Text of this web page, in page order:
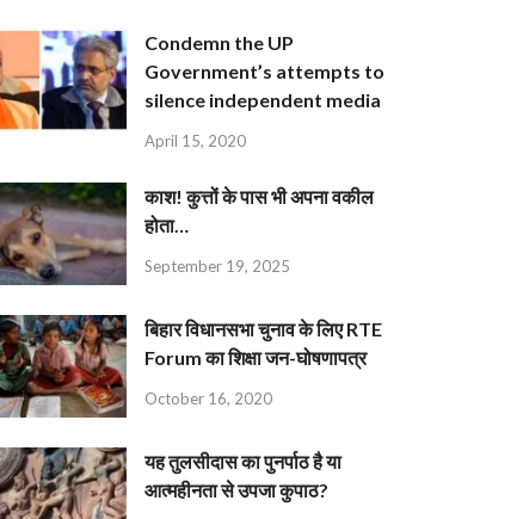
Condemn the UP
Government’s attempts to
silence independent media
April 15, 2020
काश! कुत्तों के पास भी अपना वकील
होता…
September 19, 2025
बिहार विधानसभा चुनाव के लिए RTE
Forum का शिक्षा जन-घोषणापत्र
October 16, 2020
यह तुलसीदास का पुनर्पाठ है या
आत्महीनता से उपजा कुपाठ?